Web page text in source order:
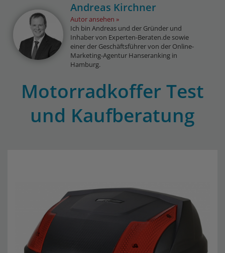
Andreas Kirchner
Autor ansehen
Ich bin Andreas und der Gründer und
Inhaber von Experten-Beraten.de sowie
einer der Geschäftsführer von der Online-
Marketing-Agentur Hanseranking in
Hamburg.
Motorradkoffer Test
und Kaufberatung